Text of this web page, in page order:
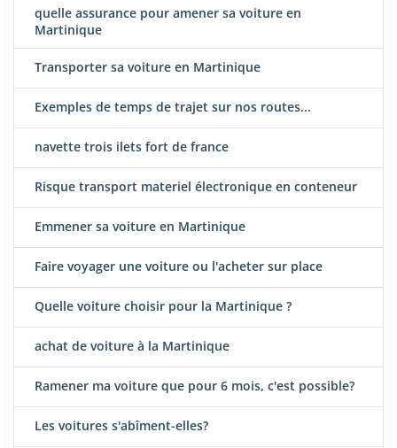
quelle assurance pour amener sa voiture en
Martinique
Transporter sa voiture en Martinique
Exemples de temps de trajet sur nos routes...
navette trois ilets fort de france
Risque transport materiel électronique en conteneur
Emmener sa voiture en Martinique
Faire voyager une voiture ou l'acheter sur place
Quelle voiture choisir pour la Martinique ?
achat de voiture à la Martinique
Ramener ma voiture que pour 6 mois, c'est possible?
Les voitures s'abîment-elles?